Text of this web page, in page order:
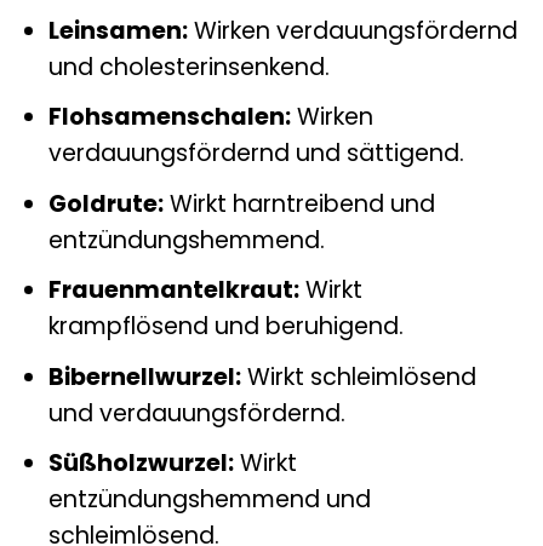
Leinsamen:Wirken verdauungsfördernd
und cholesterinsenkend.
Flohsamenschalen:Wirken
verdauungsfördernd und sättigend.
Goldrute:Wirkt harntreibend und
entzündungshemmend.
Frauenmantelkraut:Wirkt
krampflösend und beruhigend.
Bibernellwurzel:Wirkt schleimlösend
und verdauungsfördernd.
Süßholzwurzel:Wirkt
entzündungshemmend und
schleimlösend.